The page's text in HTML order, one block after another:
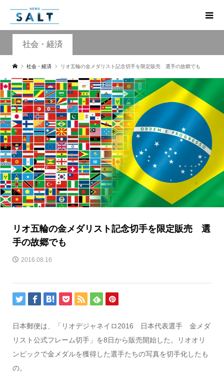
社会・経済
社会・経済 リオ五輪の金メダリスト記念切手を限定販売 選手の故郷でも
リオ五輪の金メダリスト記念切手を限定販売 選
手の故郷でも
2016.08.16
日本郵便は、「リオデジャネイロ2016 日本代表選手 金メダ
リスト公式フレーム切手」を8日から販売開始した。リオオリ
ンピックで金メダルを獲得した選手たちの写真を切手化したも
の。